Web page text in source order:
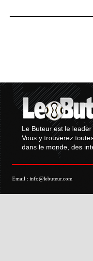
Le Buteur est le
Vous y trouverez
dans le monde, des
Email : info@lebuteur.com